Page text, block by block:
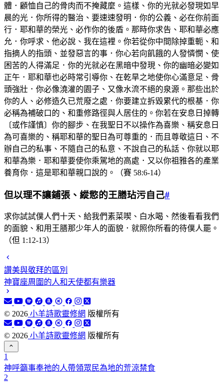
體．顧恤自己的骨肉而不掩藏麼。這樣、你的光就必發現如早
晨的光．你所得的醫治、要速速發明．你的公義、必在你前面
行．耶和華的榮光、必作你的後盾。那時你求告、耶和華必應
允．你呼求、他必說、我在這裡。你若從你中間除掉重軛、和
指摘人的指頭、並發惡言的事．你心若向飢餓的人發憐憫、使
困苦的人得滿足．你的光就必在黑暗中發現、你的幽暗必變如
正午．耶和華也必時常引導你、在乾旱之地使你心滿意足、骨
頭強壯．你必像澆灌的園子、又像水流不絕的泉源。那些出於
你的人、必修造久已荒廢之處．你要建立拆毀累代的根基．你
必稱為補破口的、和重修路徑與人居住的。你若在安息日掉轉
〔或作謹慎〕你的腳步、在我聖日不以操作為喜樂、稱安息日
為可喜樂的、稱耶和華的聖日為可尊重的．而且尊敬這日、不
辦自己的私事、不隨自己的私意、不說自己的私話、你就以耶
和華為樂．耶和華要使你乘駕地的高處．又以你祖雅各的產業
養育你．這是耶和華親口說的。（賽 58:6-14）
但以理不讓鋪張、縱慾的王膳玷污自己#
求你試試僕人們十天、給我們素菜喫、白水喝、然後看看我們
的面貌、和用王膳那少年人的面貌．就照你所看的待僕人罷。
（但 1:12-13）
讚美與敬拜的區別
神寶座周圍的人和天使都有樂器
© 2026 小羊詩歌靈修網 版權所有
© 2026 小羊詩歌靈修網 版權所有
1
神呼籲事奉祂的人帶領眾民為地的荒涼禁食
2